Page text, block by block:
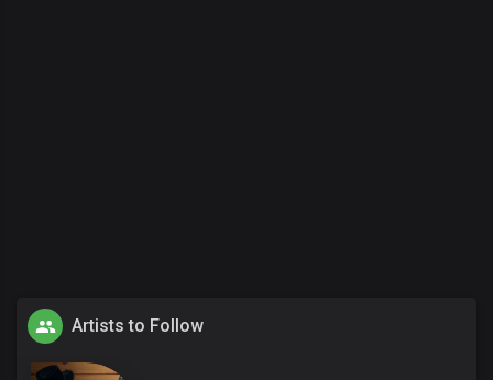
Artists to Follow